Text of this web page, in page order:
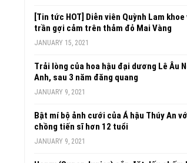
[Tin tức HOT] Diễn viên Quỳnh Lam khoe
trần gợi cảm trên thảm đỏ Mai Vàng
JANUARY 15, 2021
Trải lòng của hoa hậu đại dương Lê Âu
Anh, sau 3 năm đăng quang
JANUARY 9, 2021
Bật mí bộ ảnh cưới của Á hậu Thúy An
chồng tiến sĩ hơn 12 tuổi
JANUARY 9, 2021